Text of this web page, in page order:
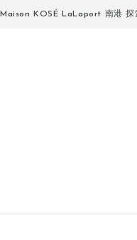
Maison KOSÉ LaLaport 南港 探